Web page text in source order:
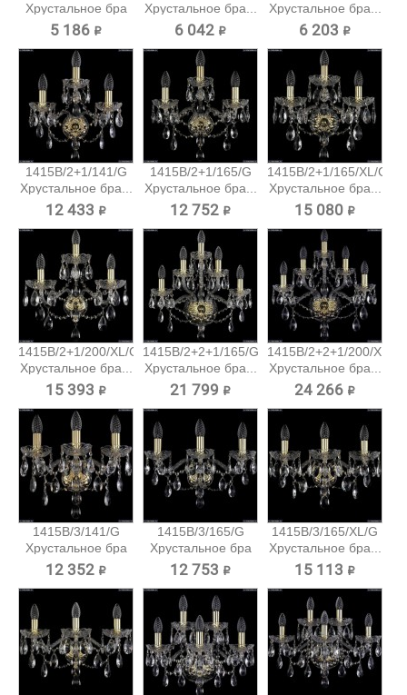
Хрустальное бра
Bohemia...
5 186 ₽
Хрустальное бра...
6 042 ₽
Хрустальное бра...
6 203 ₽
1415B/2+1/141/G
Хрустальное бра...
12 433 ₽
1415B/2+1/165/G
Хрустальное бра...
12 752 ₽
1415B/2+1/165/XL/G
Хрустальное бра...
15 080 ₽
1415B/2+1/200/XL/G
Хрустальное бра...
15 393 ₽
1415B/2+2+1/165/G
Хрустальное бра...
21 799 ₽
1415B/2+2+1/200/XL/G
Хрустальное бра...
24 266 ₽
1415B/3/141/G
Хрустальное бра
Bohemia...
12 352 ₽
1415B/3/165/G
Хрустальное бра
Bohemia...
12 753 ₽
1415B/3/165/XL/G
Хрустальное бра...
15 113 ₽